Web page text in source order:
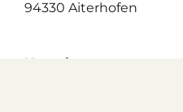
94330 Aiterhofen
Kontakt